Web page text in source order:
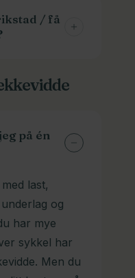
plass til alt
har aller
på
med å
/ få
De står
så
på én
last,
og
har mye
sykkel har
Men du